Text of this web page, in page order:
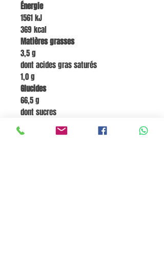
Énergie
1561 kJ
369 kcal
Matières grasses
3,5 g
dont acides gras saturés
1,0 g
Glucides
66,5 g
dont sucres
Fibres